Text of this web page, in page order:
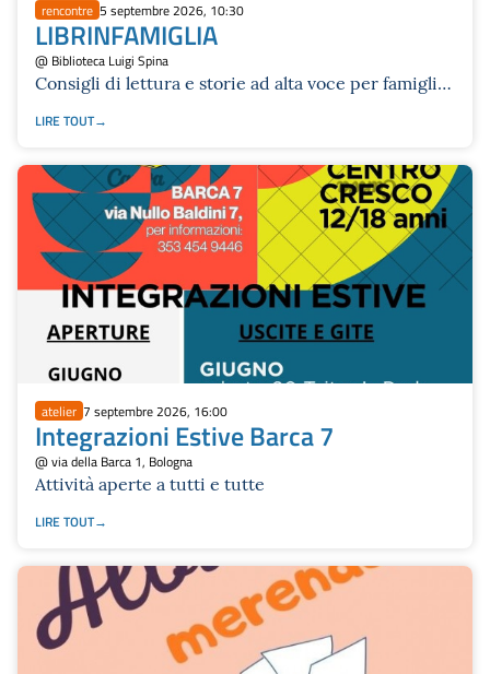
rencontre 5 septembre 2026, 10:30
LIBRINFAMIGLIA
@ Biblioteca Luigi Spina
Consigli di lettura e storie ad alta voce per famiglie
LIRE TOUT
atelier 7 septembre 2026, 16:00
Integrazioni Estive Barca 7
@ via della Barca 1, Bologna
Attività aperte a tutti e tutte
LIRE TOUT